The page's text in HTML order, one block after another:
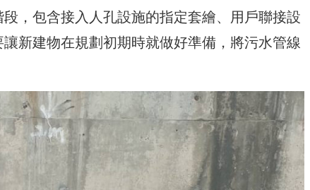
，包含接入人孔設施的指定套繪、用戶聯接設
新建物在規劃初期時就做好準備，將污水管線